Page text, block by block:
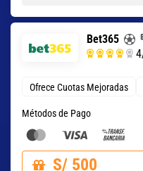
Bet365
4
Ofrece Cuotas Mejoradas
Métodos de Pago
S/ 500